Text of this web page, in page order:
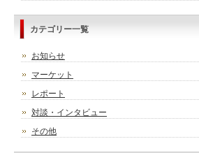
カテゴリー一覧
お知らせ
マーケット
レポート
対談・インタビュー
その他